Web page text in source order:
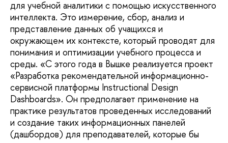
для учебной аналитики с помощью искусственного
интеллекта. Это измерение, сбор, анализ и
представление данных об учащихся и
окружающем их контексте, который проводят для
понимания и оптимизации учебного процесса и
среды. «С этого года в Вышке реализуется проект
«Разработка рекомендательной информационно-
сервисной платформы Instructional Design
Dashboards». Он предполагает применение на
практике результатов проведенных исследований
и создание таких информационных панелей
(дашбордов) для преподавателей, которые бы